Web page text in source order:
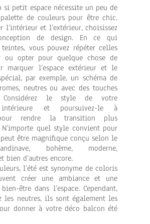
si petit espace nécessite un peu de
de couleurs pour être chic.
l’intérieur et l’extérieur, choisissez
de design. En ce qui
vous pouvez répéter celles
ou opter pour quelque chose de
marquer l’espace extérieur et le
par exemple, un schéma de
neutres ou avec des touches
Considérez le style de votre
intérieure et poursuivez-le à
rendre la transition plus
N’importe quel style convient pour
être magnifique conçu selon le
bohème, moderne,
bien d’autres encore.
l’été est synonyme de coloris
créer une ambiance et une
être dans l’espace. Cependant,
les neutres, ils sont également les
donner à votre déco balcon été